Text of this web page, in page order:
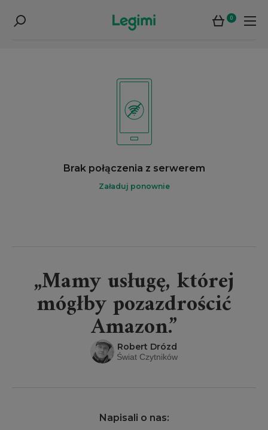
0
Brak połączenia z serwerem
Załaduj ponownie
„Mamy usługę, której
mógłby pozazdrościć
Amazon.”
Robert Drózd
Świat Czytników
Napisali o nas: